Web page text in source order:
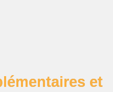
et